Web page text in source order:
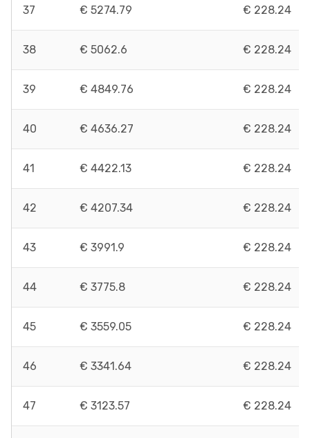
37 € 5274.79 € 228.24
38 € 5062.6 € 228.24
39 € 4849.76 € 228.24
40 € 4636.27 € 228.24
41 € 4422.13 € 228.24
42 € 4207.34 € 228.24
43 € 3991.9 € 228.24
44 € 3775.8 € 228.24
45 € 3559.05 € 228.24
46 € 3341.64 € 228.24
47 € 3123.57 € 228.24